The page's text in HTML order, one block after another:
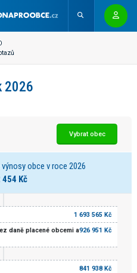
2026
Vybrat obec
obce v roce 2026
454 Kč
1 693 565 Kč
daně placené obcemi a926 951 Kč
841 938 Kč